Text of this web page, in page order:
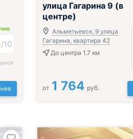
/10
улица Гагарина 9 (в
центре)
Альметьевск, 9 улица
Гагарина, квартира 42
До центра 1.7 км
от 1 764 руб.